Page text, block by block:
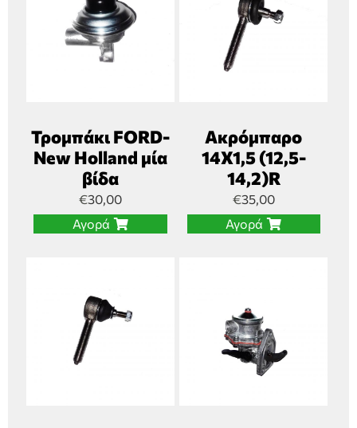
Τρομπάκι FORD-
New Holland μία
βίδα
€30,00
Αγορά
Ακρόμπαρο
14Χ1,5 (12,5-
14,2)R
€35,00
Αγορά